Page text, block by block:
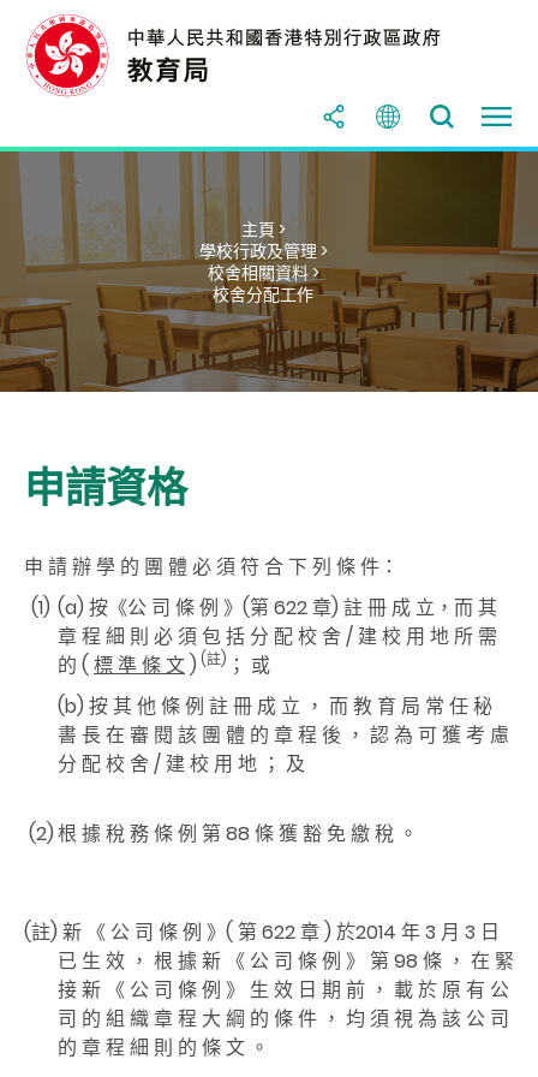
主頁 >
學校行政及管理 >
校舍相關資料 >
校舍分配工作
申請資格
申 請 辦 學 的 團 體 必 須 符 合 下 列 條 件：
(1) (a) 按《公 司 條 例 》(第 622 章) 註 冊 成 立，而 其
章 程 細 則 必 須 包 括 分 配 校 舍 / 建 校 用 地 所 需
的 ( 標 準 條 文 ) (註) ； 或
(b) 按 其 他 條 例 註 冊 成 立 ， 而 教 育 局 常 任 秘
書 長 在 審 閱 該 團 體 的 章 程 後 ， 認 為 可 獲 考 慮
分 配 校 舍 / 建 校 用 地 ； 及
(2)根 據 稅 務 條 例 第 88 條 獲 豁 免 繳 稅 。
(註) 新 《 公 司 條 例 》( 第 622 章 ) 於2014 年 3 月 3 日
已 生 效 ， 根 據 新 《 公 司 條 例 》 第 98 條 ， 在 緊
接 新 《 公 司 條 例 》 生 效 日 期 前 ， 載 於 原 有 公
司 的 組 織 章 程 大 綱 的 條 件 ， 均 須 視 為 該 公 司
的 章 程 細 則 的 條 文 。